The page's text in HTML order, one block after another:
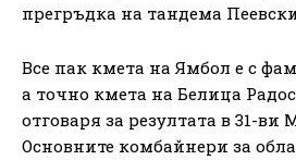
прегръдка на тандема
Все пак кмета на Ямбол е с
а точно кмета на Белица
отговаря за резултата в 31-
Основните комбайнери за